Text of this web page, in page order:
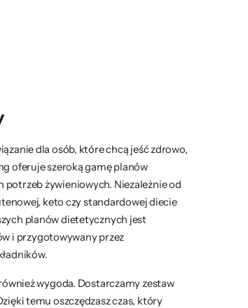
dla osób, które chcą jeść zdrowo,
oferuje szeroką gamę planów
żywieniowych. Niezależnie od
keto czy standardowej diecie
planów dietetycznych jest
i przygotowywany przez
wygoda. Dostarczamy zestaw
temu oszczędzasz czas, który